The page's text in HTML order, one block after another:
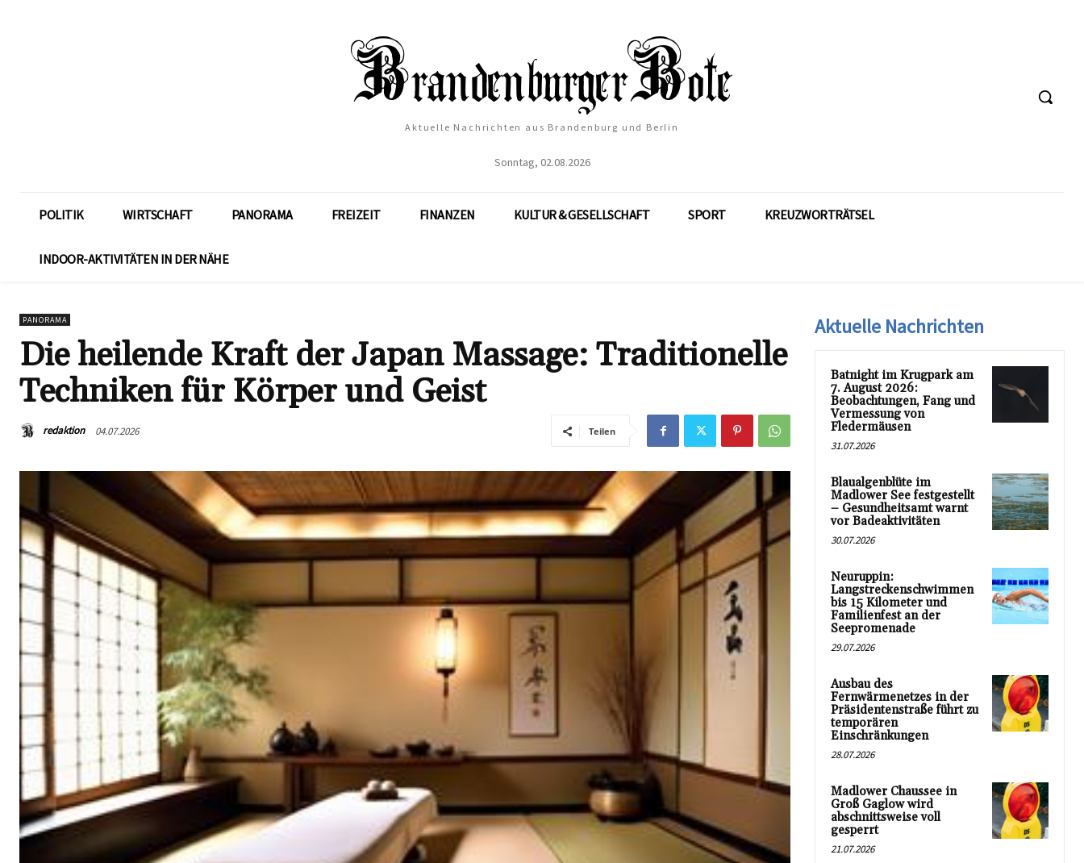
Aktuelle Nachrichten aus Brandenburg und Berlin
Sonntag, 02.08.2026
POLITIK WIRTSCHAFT PANORAMA FREIZEIT FINANZEN KULTUR & GESELLSCHAFT SPORT KREUZWORTRÄTSEL
INDOOR-AKTIVITÄTEN IN DER NÄHE
PANORAMA
Die heilende Kraft der Japan Massage: Traditionelle
Techniken für Körper und Geist
redaktion 04.07.2026 Teilen
Aktuelle Nachrichten
Batnight im Krugpark am
7. August 2026:
Beobachtungen, Fang und
Vermessung von
Fledermäusen
31.07.2026
Blaualgenblüte im
Madlower See festgestellt
– Gesundheitsamt warnt
vor Badeaktivitäten
30.07.2026
Neuruppin:
Langstreckenschwimmen
bis 15 Kilometer und
Familienfest an der
Seepromenade
29.07.2026
Ausbau des
Fernwärmenetzes in der
Präsidentenstraße führt zu
temporären
Einschränkungen
28.07.2026
Madlower Chaussee in
Groß Gaglow wird
abschnittsweise voll
gesperrt
21.07.2026